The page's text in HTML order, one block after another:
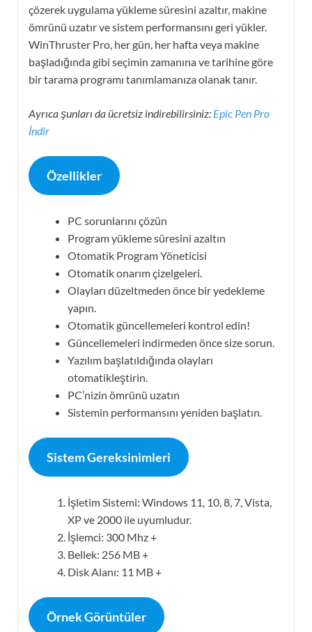
çözerek uygulama yükleme süresini azaltır, makine
ömrünü uzatır ve sistem performansını geri yükler.
WinThruster Pro, her gün, her hafta veya makine
başladığında gibi seçimin zamanına ve tarihine göre
bir tarama programı tanımlamanıza olanak tanır.
Ayrıca şunları da ücretsiz indirebilirsiniz: Epic Pen Pro
İndir
Özellikler
PC sorunlarını çözün
Program yükleme süresini azaltın
Otomatik Program Yöneticisi
Otomatik onarım çizelgeleri.
Olayları düzeltmeden önce bir yedekleme
yapın.
Otomatik güncellemeleri kontrol edin!
Güncellemeleri indirmeden önce size sorun.
Yazılım başlatıldığında olayları
otomatikleştirin.
PC’nizin ömrünü uzatın
Sistemin performansını yeniden başlatın.
Sistem Gereksinimleri
İşletim Sistemi: Windows 11, 10, 8, 7, Vista,
XP ve 2000 ile uyumludur.
İşlemci: 300 Mhz +
Bellek: 256 MB +
Disk Alanı: 11 MB +
Örnek Görüntüler